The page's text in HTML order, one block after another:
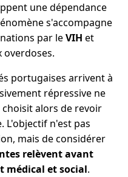
une dépendance
s'accompagne
par leVIH et
portugaises arrivent à
répressive ne
alors de revoir
L'objectif n'est pas
mais de considérer
relèvent avant
médical et social.